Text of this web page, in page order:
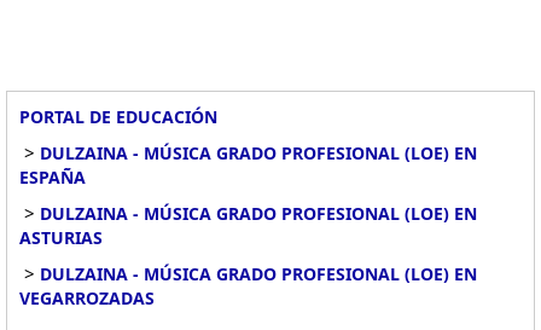
PORTAL DE EDUCACIÓN
> DULZAINA - MÚSICA GRADO PROFESIONAL (LOE) EN
ESPAÑA
> DULZAINA - MÚSICA GRADO PROFESIONAL (LOE) EN
ASTURIAS
> DULZAINA - MÚSICA GRADO PROFESIONAL (LOE) EN
VEGARROZADAS